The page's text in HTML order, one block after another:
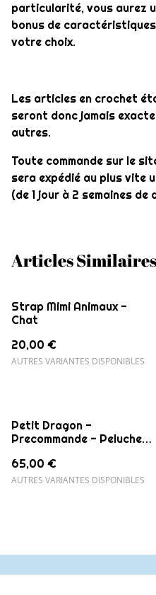
particularité, vous aurez
bonus de
votre choix.
Les articles en crochet
seront donc jamais
autres.
Toute commande sur le
sera expédié au plus vite
(de 1 jour à 2 semaines
Articles Similaires
Strap Mimi Animaux -
Chat
20,00 €
AUTRES VARIANTES DISPONIBLES
Petit Dragon -
Precommande - Peluche
65,00 €
AUTRES VARIANTES DISPONIBLES